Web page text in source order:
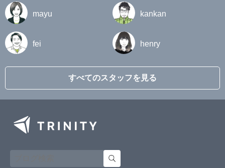
mayu kankan
fei henry
すべてのスタッフを見る